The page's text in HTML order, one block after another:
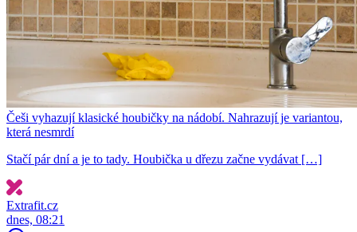
Češi vyhazují klasické houbičky na nádobí. Nahrazují je variantou,
která nesmrdí
Stačí pár dní a je to tady. Houbička u dřezu začne vydávat […]
Extrafit.cz
dnes, 08:21